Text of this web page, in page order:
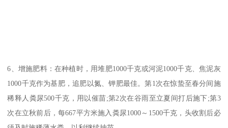
6、增施肥料：在种植时，用堆肥1000千克或河泥1000千克、焦泥灰
1000千克作为基肥，追肥以氮、钾肥最佳。第1次在惊蛰至春分间施
稀释人粪尿500千克，用以催苗;第2次在谷雨至立夏间打后施下;第3
次在立秋前后，每667平方米施入粪尿1000～1500千克，头收割后必